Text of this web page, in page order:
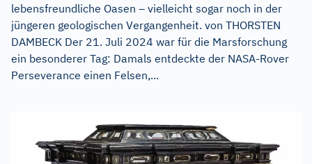
lebensfreundliche Oasen – vielleicht sogar noch in der
jüngeren geologischen Vergangenheit. von THORSTEN
DAMBECK Der 21. Juli 2024 war für die Marsforschung
ein besonderer Tag: Damals entdeckte der NASA-Rover
Perseverance einen Felsen,...